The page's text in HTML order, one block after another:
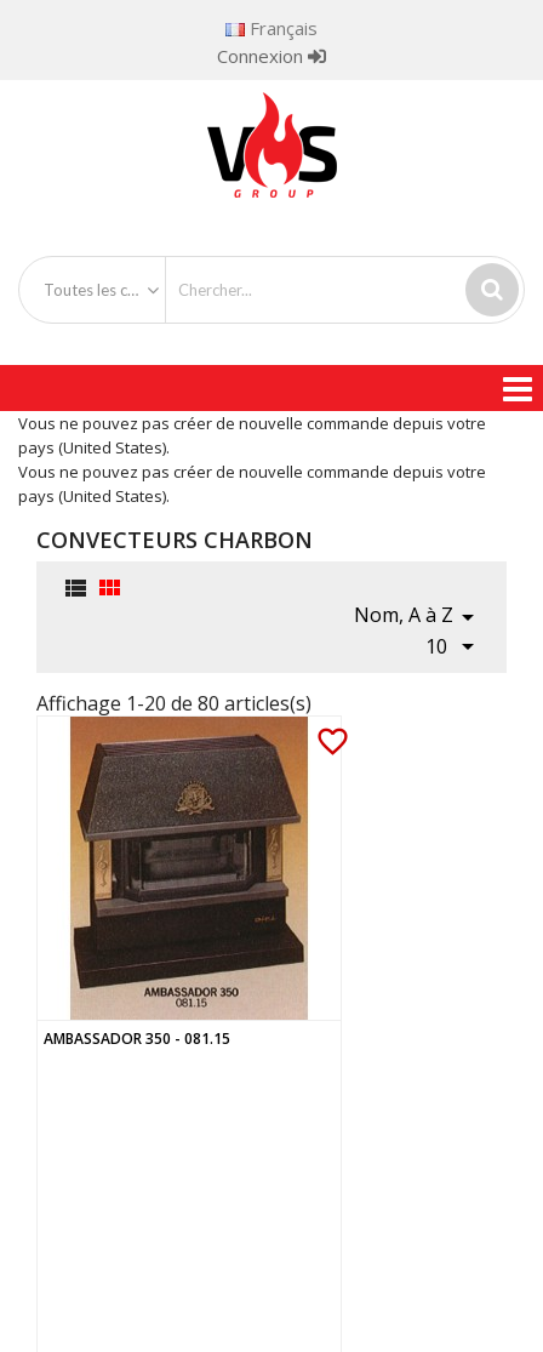
Français
Connexion
Toutes les catégories
Vous ne pouvez pas créer de nouvelle commande depuis votre
pays (United States).
Vous ne pouvez pas créer de nouvelle commande depuis votre
pays (United States).
CONVECTEURS CHARBON
 
Nom, A à Z 
10 
Affichage 1-20 de 80 articles(s)
favorite_border
AMBASSADOR 350 - 081.15